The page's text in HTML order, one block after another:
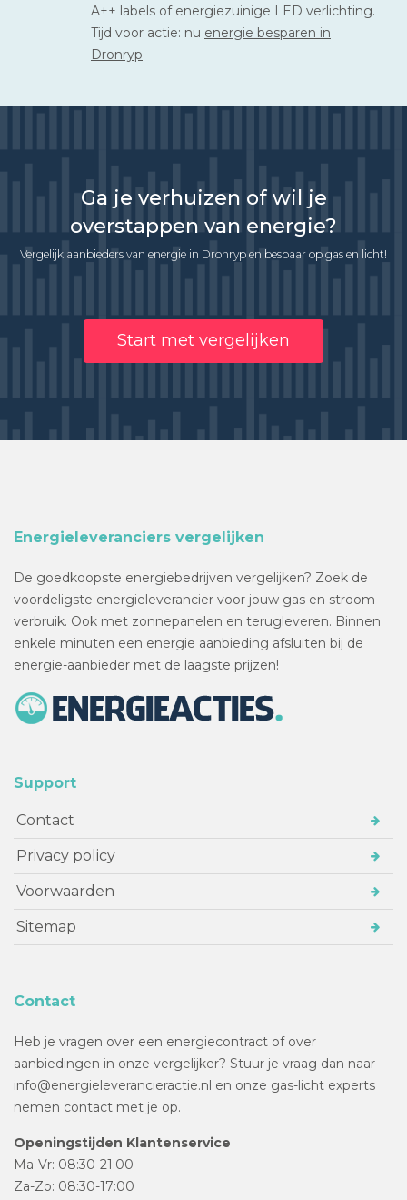
A++ labels of energiezuinige LED verlichting.
Tijd voor actie: nu energie besparen in
Dronryp
Ga je verhuizen of wil je
overstappen van energie?
Vergelijk aanbieders van energie in Dronryp en bespaar op gas en licht!
Start met vergelijken
Energieleveranciers vergelijken
De goedkoopste energiebedrijven vergelijken? Zoek de
voordeligste energieleverancier voor jouw gas en stroom
verbruik. Ook met zonnepanelen en terugleveren. Binnen
enkele minuten een energie aanbieding afsluiten bij de
energie-aanbieder met de laagste prijzen!
Support
Contact
Privacy policy
Voorwaarden
Sitemap
Contact
Heb je vragen over een energiecontract of over
aanbiedingen in onze vergelijker? Stuur je vraag dan naar
info@energieleverancieractie.nl en onze gas-licht experts
nemen contact met je op.
Openingstijden Klantenservice
Ma-Vr: 08:30-21:00
Za-Zo: 08:30-17:00